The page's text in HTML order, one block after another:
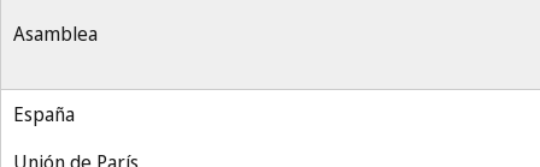
Asamblea
España